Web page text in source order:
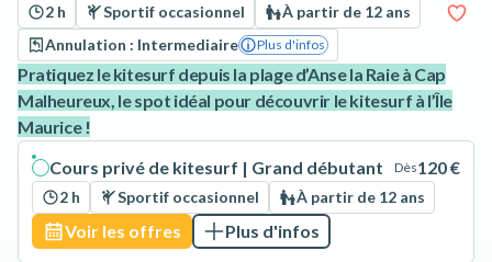
2 h Sportif occasionnel
À partir de 12 ans
Annulation : Intermediaire
Plus d'infos
Pratiquez le kitesurf depuis la plage d’Anse la Raie à Cap
Malheureux, le spot idéal pour découvrir le kitesurf à l’Île
Maurice !
Cours privé de kitesurf | Grand débutant
Dès120 €
2 h Sportif occasionnel À partir de 12 ans
Voir les offres Plus d'infos